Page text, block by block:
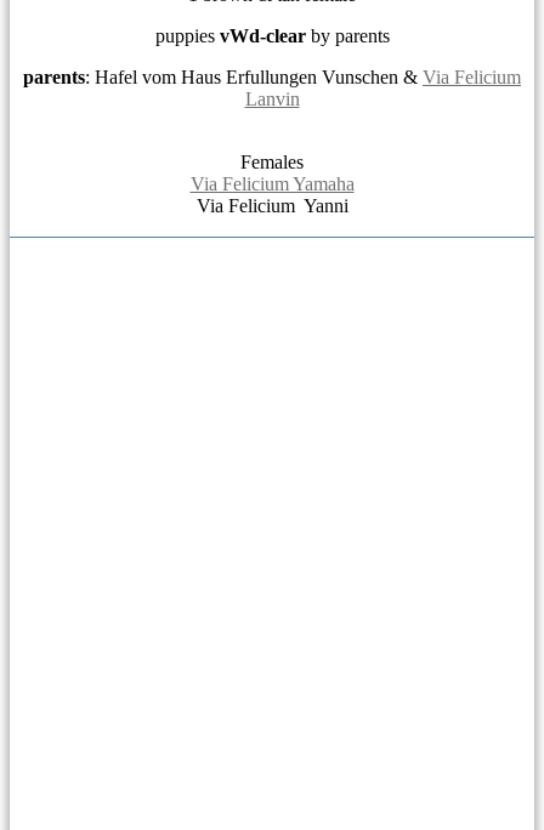
puppies vWd-clear by parents
parents: Hafel vom Haus Erfullungen Vunschen & Via Felicium
Lanvin
Females
Via Felicium Yamaha
Via Felicium Yanni